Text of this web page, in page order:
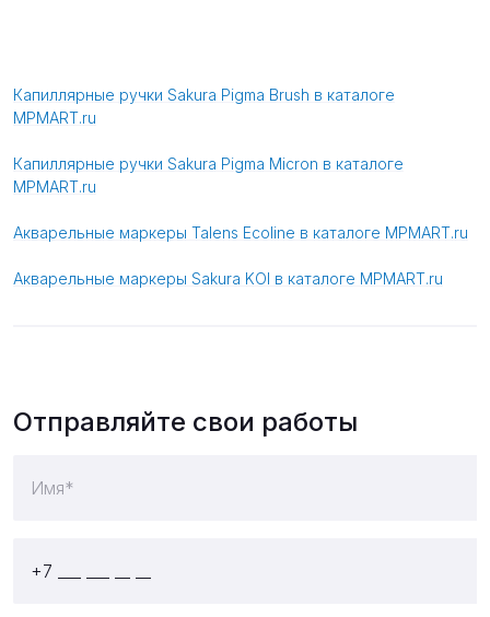
Капиллярные ручки Sakura Pigma Brush в каталоге
MPMART.ru
Капиллярные ручки Sakura Pigma Micron в каталоге
MPMART.ru
Акварельные маркеры Talens Ecoline в каталоге MPMART.ru
Акварельные маркеры Sakura KOI в каталоге MPMART.ru
Отправляйте свои работы